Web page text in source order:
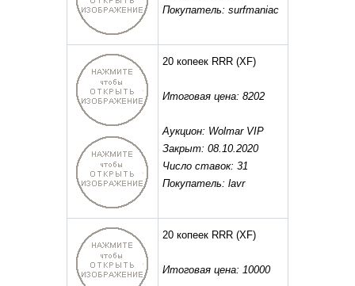
Покупатель: surfmaniac
20 копеек RRR (XF)
Итоговая цена: 8202
Аукцион: Wolmar VIP
Закрыт: 08.10.2020
Число ставок: 31
Покупатель: lavr
20 копеек RRR (XF)
Итоговая цена: 10000